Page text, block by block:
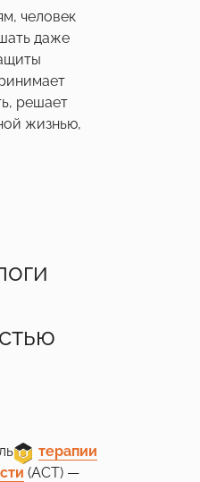
человек
даже
решает
жизнью,
___ терапии
(АСТ) —